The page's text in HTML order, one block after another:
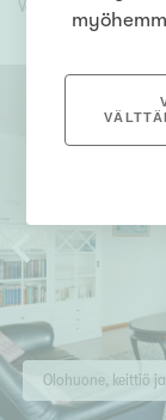
Velaton hinta
Olohuone, keittiö